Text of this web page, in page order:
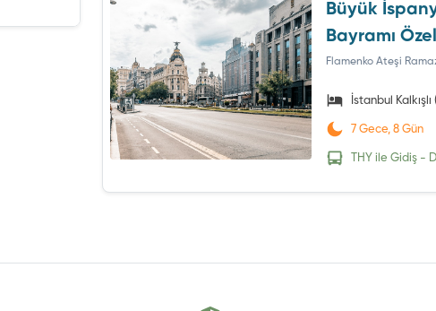
Büyük
Bayramı Özel
Flamenko Ateşi
İstanbul Kalkışlı
7 Gece, 8 Gün
THY ile Gidiş -